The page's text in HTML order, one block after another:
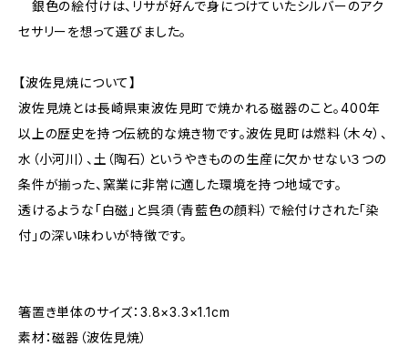
銀色の絵付けは、リサが好んで身につけていたシルバーのアク
セサリーを想って選びました。
【波佐見焼について】
波佐見焼とは長崎県東波佐見町で焼かれる磁器のこと。400年
以上の歴史を持つ伝統的な焼き物です。波佐見町は燃料（木々）、
水（小河川）、土（陶石）というやきものの生産に欠かせない３つの
条件が揃った、窯業に非常に適した環境を持つ地域です。
透けるような「白磁」と呉須（青藍色の顔料）で絵付けされた「染
付」の深い味わいが特徴です。
箸置き単体のサイズ：3.8×3.3×1.1cm
素材：磁器（波佐見焼）